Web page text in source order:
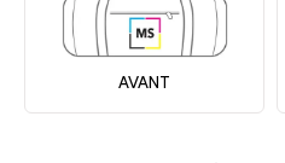
AVANT